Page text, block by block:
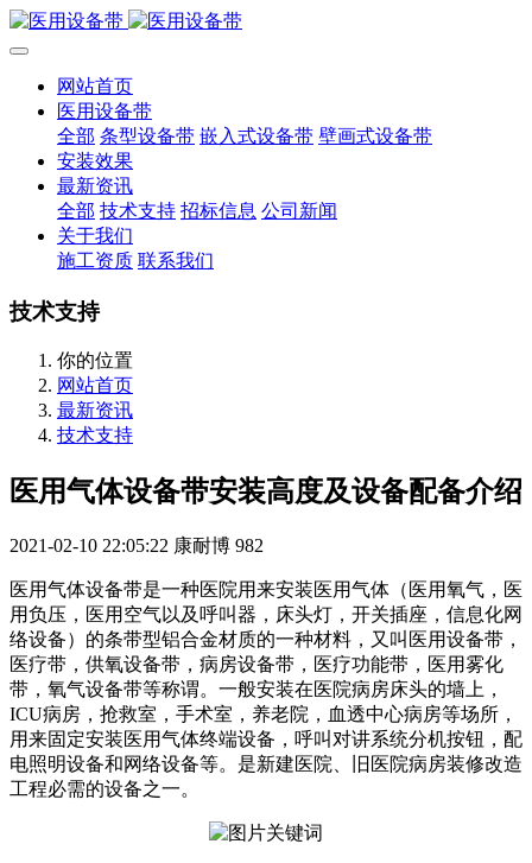
网站首页
医用设备带
全部 条型设备带 嵌入式设备带 壁画式设备带
安装效果
最新资讯
全部 技术支持 招标信息 公司新闻
关于我们
施工资质 联系我们
技术支持
你的位置
网站首页
最新资讯
技术支持
医用气体设备带安装高度及设备配备介绍
2021-02-10 22:05:22 康耐博 982
医用气体设备带是一种医院用来安装医用气体（医用氧气，医
用负压，医用空气以及呼叫器，床头灯，开关插座，信息化网
络设备）的条带型铝合金材质的一种材料，又叫医用设备带，
医疗带，供氧设备带，病房设备带，医疗功能带，医用雾化
带，氧气设备带等称谓。一般安装在医院病房床头的墙上，
ICU病房，抢救室，手术室，养老院，血透中心病房等场所，
用来固定安装医用气体终端设备，呼叫对讲系统分机按钮，配
电照明设备和网络设备等。是新建医院、旧医院病房装修改造
工程必需的设备之一。